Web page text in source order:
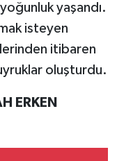
yaşandı.
isteyen
itibaren
oluşturdu.
ERKEN